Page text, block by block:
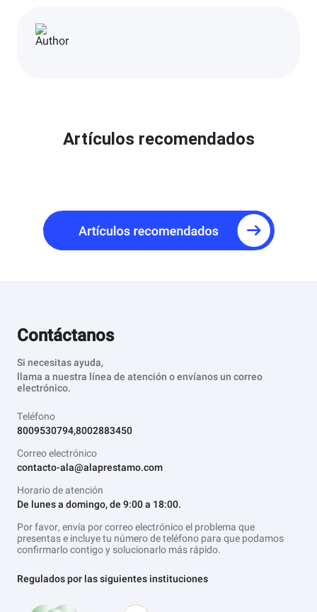
Artículos recomendados
Contáctanos
Si necesitas ayuda,
llama a nuestra línea de atención o envíanos un correo
electrónico.
Teléfono
8009530794,8002883450
Correo electrónico
contacto-ala@alaprestamo.com
Horario de atención
De lunes a domingo, de 9:00 a 18:00.
Por favor, envía por correo electrónico el problema que
presentas e incluye tu número de teléfono para que podamos
confirmarlo contigo y solucionarlo más rápido.
Regulados por las siguientes instituciones